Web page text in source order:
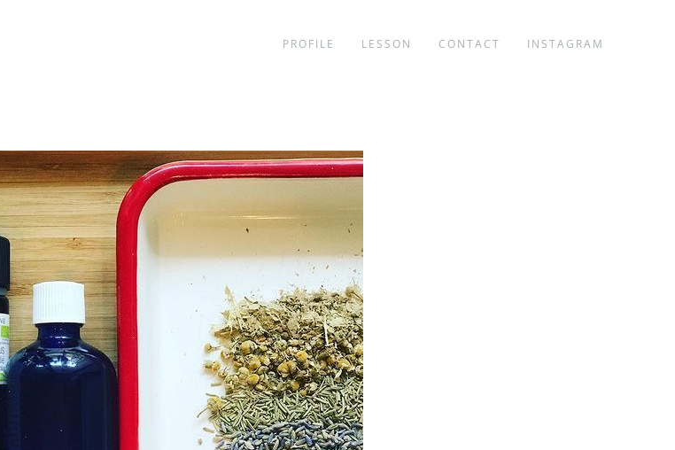
PROFILE LESSON CONTACT INSTAGRAM